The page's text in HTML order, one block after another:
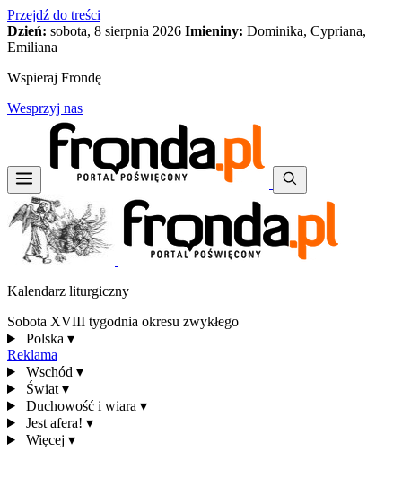
Przejdź do treści
Dzień: sobota, 8 sierpnia 2026 Imieniny: Dominika, Cypriana,
Emiliana
Wspieraj Frondę
Wesprzyj nas
Kalendarz liturgiczny
Sobota XVIII tygodnia okresu zwykłego
Polska ▾
Reklama
Wschód ▾
Świat ▾
Duchowość i wiara ▾
Jest afera! ▾
Więcej ▾